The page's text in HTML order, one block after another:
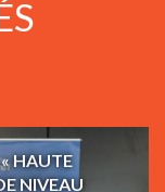
HAUTE
NIVEAU